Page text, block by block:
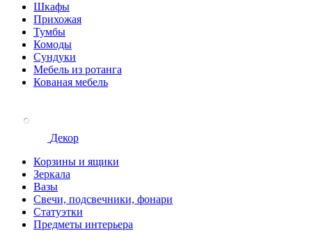
Шкафы
Прихожая
Тумбы
Комоды
Сундуки
Мебель из ротанга
Кованая мебель
Декор
Корзины и ящики
Зеркала
Вазы
Свечи, подсвечники, фонари
Статуэтки
Предметы интерьера